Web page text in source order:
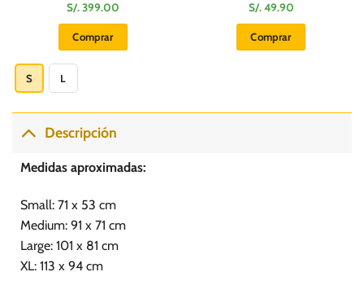
S/.399.00
Comprar
variantes.
opciones
elegir
en
la
página
S L
S/.49.90
Comprar
Descripción
Medidas aproximadas:
Small: 71 x 53 cm
Medium: 91 x 71 cm
Large: 101 x 81 cm
XL: 113 x 94 cm